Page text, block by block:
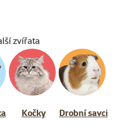
zvířata
Kočky Drobní savci